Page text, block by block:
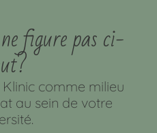
figure pas ci-
comme milieu
au sein de votre